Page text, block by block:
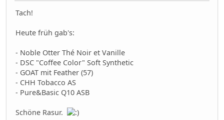
Tach!
Heute früh gab's:
- Noble Otter Thé Noir et Vanille
- DSC "Coffee Color" Soft Synthetic
- GOAT mit Feather (57)
- CHH Tobacco AS
- Pure&Basic Q10 ASB
Schöne Rasur.